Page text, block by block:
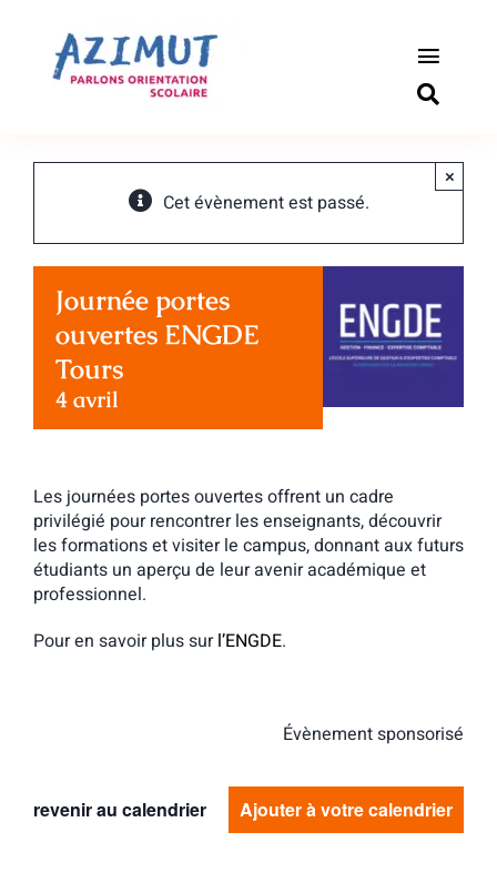
contenu
Toggle
Outils
Qui
Actualités
Cet évènement est passé.
×
Journée portes
ouvertes ENGDE
Tours
4 avril
Les journées portes ouvertes offrent un cadre
privilégié pour rencontrer les enseignants, découvrir
les formations et visiter le campus, donnant aux futurs
étudiants un aperçu de leur avenir académique et
professionnel.
Pour en savoir plus surl’ENGDE.
Évènement sponsorisé
revenir au calendrier Ajouter à votre calendrier